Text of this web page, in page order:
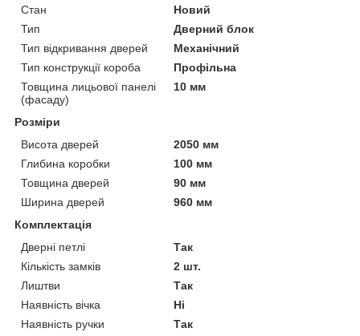
Стан
Новий
Тип
Дверний блок
Тип відкривання дверей
Механічний
Тип конструкції короба
Профільна
Товщина лицьової панелі
(фасаду)
10 мм
Розміри
Висота дверей
2050 мм
Глибина коробки
100 мм
Товщина дверей
90 мм
Ширина дверей
960 мм
Комплектація
Дверні петлі
Так
Кількість замків
2 шт.
Лиштви
Так
Наявність вічка
Ні
Наявність ручки
Так